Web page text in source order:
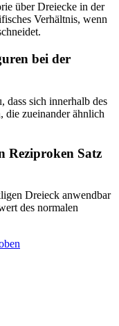
über Dreiecke in der
Verhältnis, wenn
bei der
dass sich innerhalb des
die zueinander ähnlich
Reziproken Satz
Dreieck anwendbar
des normalen